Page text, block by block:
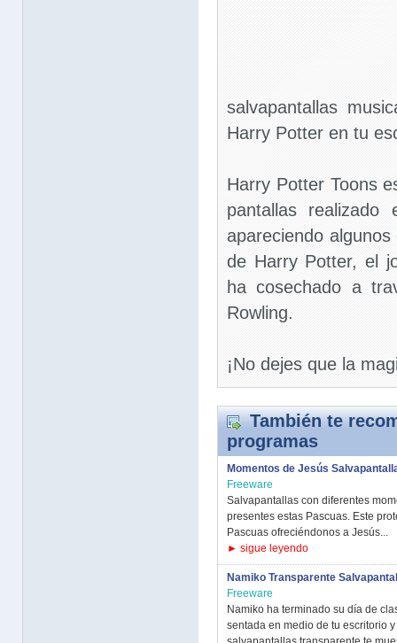
salvapantallas
Harry Potter en tu
Harry Potter Toons
pantallas
apareciendo
de Harry Potter, el
ha cosechado a
Rowling.
¡No dejes que la
También te
programas
Momentos de Jesús
Freeware
Salvapantallas con diferentes
presentes estas Pascuas. Este
Pascuas ofreciéndonos a Jesús...
► sigue leyendo
Namiko Transparente
Freeware
Namiko ha terminado su día de
sentada en medio de tu escritorio